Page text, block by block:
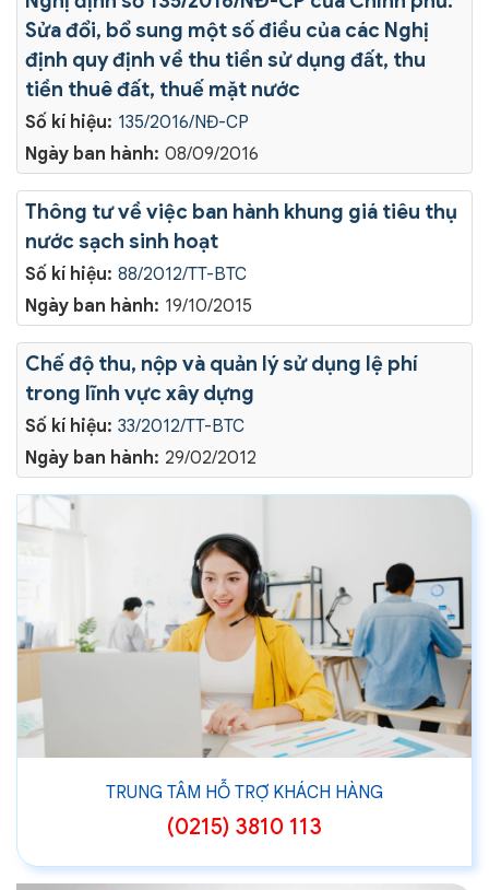
Số kí hiệu: 135/2016/NĐ-CP
Ngày ban hành: 08/09/2016
Sửa đổi, bổ sung một số điều của các Nghị
định quy định về thu tiền sử dụng đất, thu
tiền thuê đất, thuế mặt nước
Số kí hiệu: 88/2012/TT-BTC
Ngày ban hành: 19/10/2015
Thông tư về việc ban hành khung giá tiêu thụ
nước sạch sinh hoạt
Số kí hiệu: 33/2012/TT-BTC
Ngày ban hành: 29/02/2012
Chế độ thu, nộp và quản lý sử dụng lệ phí
trong lĩnh vực xây dựng
TRUNG TÂM HỖ TRỢ KHÁCH HÀNG
(0215) 3810 113